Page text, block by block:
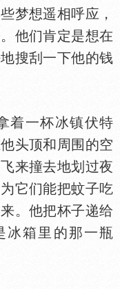
梦想遥相呼应，
他们肯定是想在
搜刮一下他的钱
一杯冰镇伏特
头顶和周围的空
来撞去地划过夜
它们能把蚊子吃
。他把杯子递给
冰箱里的那一瓶